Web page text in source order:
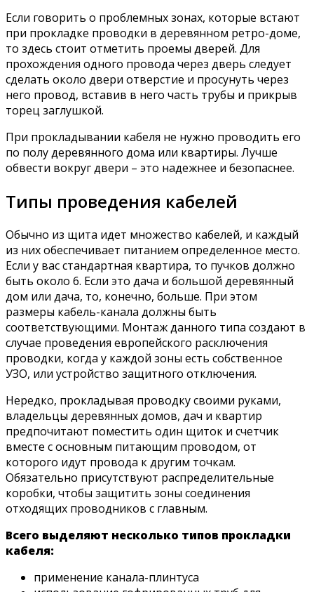
Если говорить о проблемных зонах, которые встают
при прокладке проводки в деревянном ретро-доме,
то здесь стоит отметить проемы дверей. Для
прохождения одного провода через дверь следует
сделать около двери отверстие и просунуть через
него провод, вставив в него часть трубы и прикрыв
торец заглушкой.
При прокладывании кабеля не нужно проводить его
по полу деревянного дома или квартиры. Лучше
обвести вокруг двери – это надежнее и безопаснее.
Типы проведения кабелей
Обычно из щита идет множество кабелей, и каждый
из них обеспечивает питанием определенное место.
Если у вас стандартная квартира, то пучков должно
быть около 6. Если это дача и большой деревянный
дом или дача, то, конечно, больше. При этом
размеры кабель-канала должны быть
соответствующими. Монтаж данного типа создают в
случае проведения европейского расключения
проводки, когда у каждой зоны есть собственное
УЗО, или устройство защитного отключения.
Нередко, прокладывая проводку своими руками,
владельцы деревянных домов, дач и квартир
предпочитают поместить один щиток и счетчик
вместе с основным питающим проводом, от
которого идут провода к другим точкам.
Обязательно присутствуют распределительные
коробки, чтобы защитить зоны соединения
отходящих проводников с главным.
Всего выделяют несколько типов прокладки
кабеля:
применение канала-плинтуса